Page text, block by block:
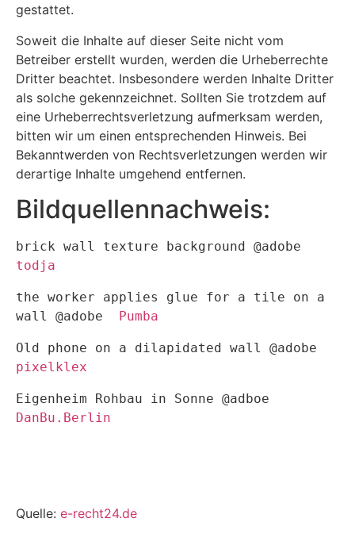
gestattet.
Soweit die Inhalte auf dieser Seite nicht vom
Betreiber erstellt wurden, werden die Urheberrechte
Dritter beachtet. Insbesondere werden Inhalte Dritter
als solche gekennzeichnet. Sollten Sie trotzdem auf
eine Urheberrechtsverletzung aufmerksam werden,
bitten wir um einen entsprechenden Hinweis. Bei
Bekanntwerden von Rechtsverletzungen werden wir
derartige Inhalte umgehend entfernen.
Bildquellennachweis:
brick wall texture background @adobe
todja
the worker applies glue for a tile on a
wall @adobe
Pumba
pixelklex
DanBu.Berlin
Quelle: e-recht24.de